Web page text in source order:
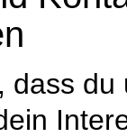
dass